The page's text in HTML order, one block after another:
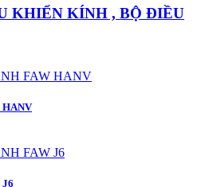
KHIỂN KÍNH , BỘ ĐIỀU
HANV